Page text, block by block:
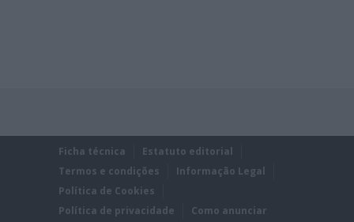
Ficha técnica
Estatuto editorial
Termos e condições
Informação Legal
Política de Cookies
Política de privacidade
Como anunciar